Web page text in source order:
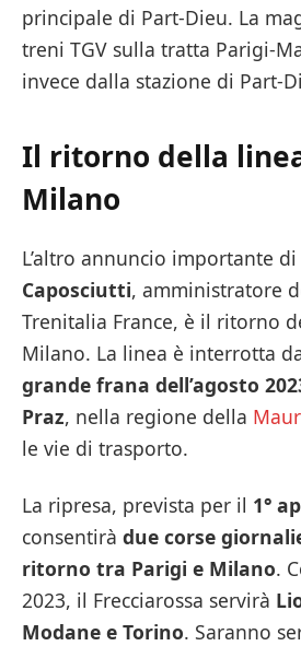
principale di Part-Dieu. La
treni TGV sulla tratta Parigi-
invece dalla stazione di Part-
Il ritorno della
Milano
L’altro annuncio importante di
Caposciutti, amministratore
Trenitalia France, è il ritorno
Milano. La linea è interrotta
grande frana dell’agosto
Praz, nella regione della
le vie di trasporto.
La ripresa, prevista per il 1°
consentirà due corse
ritorno tra Parigi e Milano.
2023, il Frecciarossa servirà
Modane e Torino. Saranno